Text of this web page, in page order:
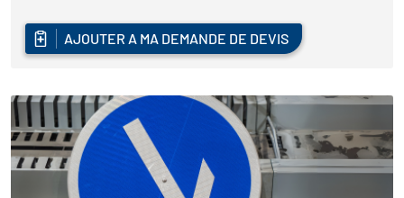
AJOUTER A MA DEMANDE DE DEVIS